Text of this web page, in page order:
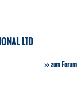
LTD
zum Forum